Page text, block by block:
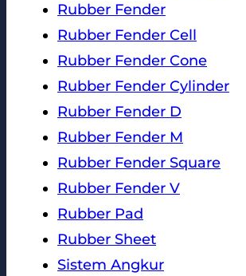
Rubber Fender
Rubber Fender Cell
Rubber Fender Cone
Rubber Fender Cylinder
Rubber Fender D
Rubber Fender M
Rubber Fender Square
Rubber Fender V
Rubber Pad
Rubber Sheet
Sistem Angkur